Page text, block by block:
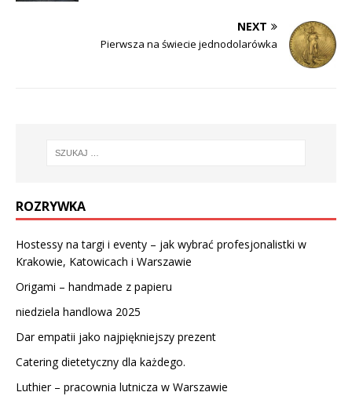
NEXT
Pierwsza na świecie jednodolarówka
ROZRYWKA
Hostessy na targi i eventy – jak wybrać profesjonalistki w
Krakowie, Katowicach i Warszawie
Origami – handmade z papieru
niedziela handlowa 2025
Dar empatii jako najpiękniejszy prezent
Catering dietetyczny dla każdego.
Luthier – pracownia lutnicza w Warszawie